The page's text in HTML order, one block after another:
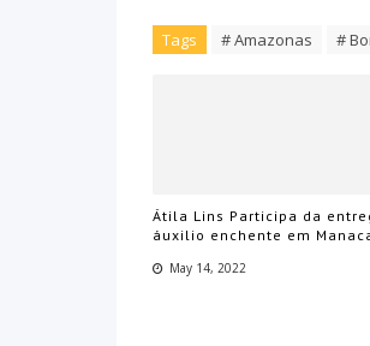
Tags # Amazonas #
Átila Lins Participa da
áuxilio enchente em
May 14, 2022